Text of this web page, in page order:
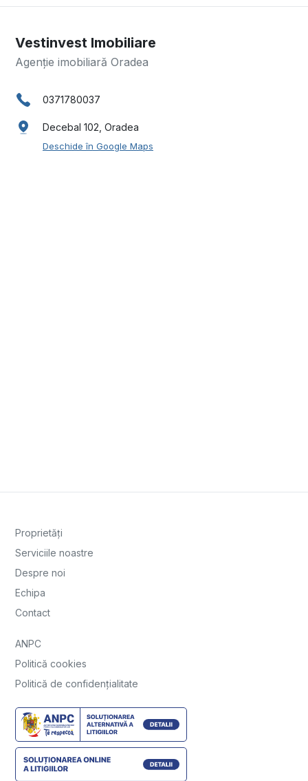
Vestinvest Imobiliare
Agenție imobiliară Oradea
0371780037
Decebal 102, Oradea
Deschide în Google Maps
Proprietăți
Serviciile noastre
Despre noi
Echipa
Contact
ANPC
Politică cookies
Politică de confidențialitate